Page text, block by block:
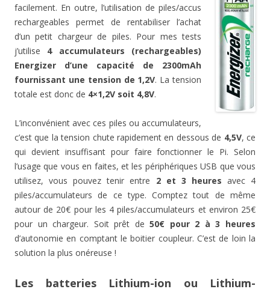
facilement. En outre, l’utilisation de piles/accus
rechargeables permet de rentabiliser l’achat
d’un petit chargeur de piles. Pour mes tests
j’utilise 4 accumulateurs (rechargeables)
Energizer d’une capacité de 2300mAh
fournissant une tension de 1,2V. La tension
totale est donc de 4×1,2V soit 4,8V.
L’inconvénient avec ces piles ou accumulateurs,
c’est que la tension chute rapidement en dessous de 4,5V, ce
qui devient insuffisant pour faire fonctionner le Pi. Selon
l’usage que vous en faites, et les périphériques USB que vous
utilisez, vous pouvez tenir entre 2 et 3 heures avec 4
piles/accumulateurs de ce type. Comptez tout de même
autour de 20€ pour les 4 piles/accumulateurs et environ 25€
pour un chargeur. Soit prêt de50€ pour 2 à 3 heures
d’autonomie en comptant le boitier coupleur. C’est de loin la
solution la plus onéreuse !
Les batteries Lithium-ion ou Lithium-